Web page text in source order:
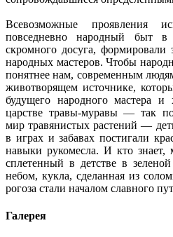
Всевозможные проявления
повседневно народный быт
скромного досуга, формировали
народных мастеров. Чтобы
понятнее нам, современным
животворящем источнике,
будущего народного мастера и
царстве травы-муравы — так
мир травянистых растений —
в играх и забавах постигали
навыки рукомесла. И кто
сплетенный в детстве в
небом, кукла, сделанная из
рогоза стали началом славного
Галерея